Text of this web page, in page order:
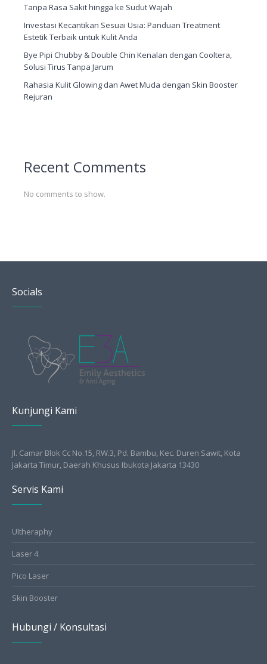
Tanpa Rasa Sakit hingga ke Sudut Wajah
Investasi Kecantikan Sesuai Usia: Panduan Treatment
Estetik Terbaik untuk Kulit Anda
Bye Pipi Chubby & Double Chin Kenalan dengan Cooltera,
Solusi Tirus Tanpa Jarum
Rahasia Kulit Glowing dan Awet Muda dengan Skin Booster
Rejuran
Recent Comments
No comments to show.
Socials
Kunjungi Kami
Jl. Camar Blok Cc No.15, RW.3, Pd. Bambu, Kec. Duren Sawit, Kota
Jakarta Timur, Daerah Khusus Ibukota Jakarta 13430
Servis Kami
Ultheraphy
Laser 4
Pico Laser
Skin Booster
Hubungi / Konsultasi